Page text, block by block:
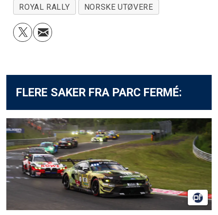
ROYAL RALLY NORSKE UTØVERE
FLERE SAKER FRA PARC FERMÉ: